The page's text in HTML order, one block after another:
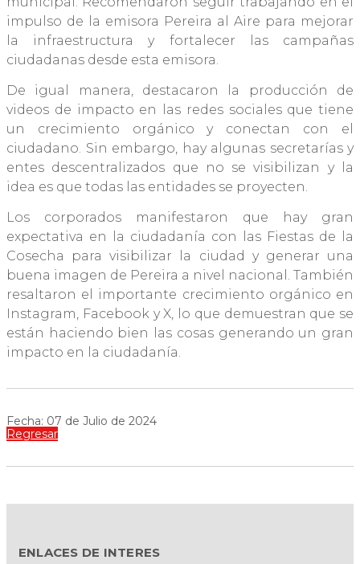
impulso de la emisora Pereira al Aire para mejorar
la infraestructura y fortalecer las campañas
ciudadanas desde esta emisora.
De igual manera, destacaron la producción de
videos de impacto en las redes sociales que tiene
un crecimiento orgánico y conectan con el
ciudadano. Sin embargo, hay algunas secretarías y
entes descentralizados que no se visibilizan y la
idea es que todas las entidades se proyecten.
Los corporados manifestaron que hay gran
expectativa en la ciudadanía con las Fiestas de la
Cosecha para visibilizar la ciudad y generar una
buena imagen de Pereira a nivel nacional. También
resaltaron el importante crecimiento orgánico en
Instagram, Facebook y X, lo que demuestran que se
están haciendo bien las cosas generando un gran
impacto en la ciudadanía.
Fecha: 07 de Julio de 2024
Regresar
ENLACES DE INTERES